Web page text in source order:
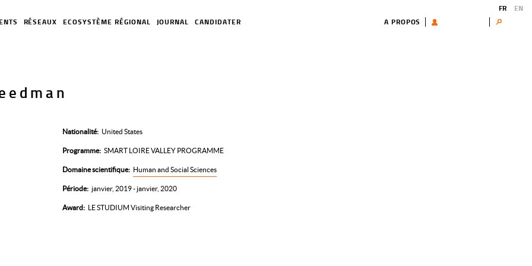
A PROPOS
RÉSEAUX ECOSYSTÈME RÉGIONAL JOURNAL CANDIDATER
FR EN
Nationalité United States
Programme SMART LOIRE VALLEY PROGRAMME
Domaine scientifique Human and Social Sciences
Période janvier, 2019 - janvier, 2020
Award LE STUDIUM Visiting Researcher